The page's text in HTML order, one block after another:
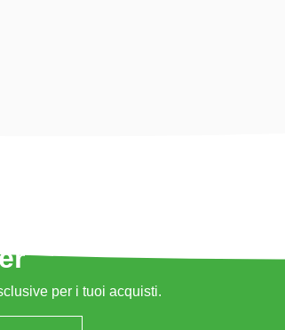
per i tuoi acquisti.